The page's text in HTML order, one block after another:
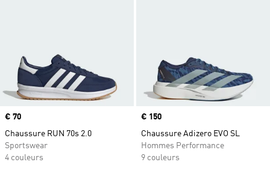
Prix
€ 70
Chaussure RUN 70s 2.0
Sportswear
4 couleurs
Prix
€ 150
Chaussure Adizero EVO SL
Hommes Performance
9 couleurs